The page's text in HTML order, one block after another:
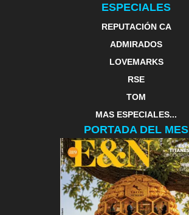
ESPECIALES
REPUTACIÓN CA
ADMIRADOS
LOVEMARKS
RSE
TOM
MAS ESPECIALES...
PORTADA DEL MES